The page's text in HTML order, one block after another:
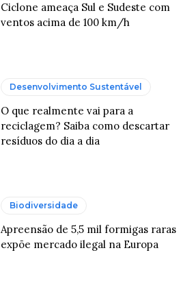
Ciclone ameaça Sul e Sudeste com
ventos acima de 100 km/h
Desenvolvimento Sustentável
O que realmente vai para a
reciclagem? Saiba como descartar
resíduos do dia a dia
Biodiversidade
Apreensão de 5,5 mil formigas raras
expõe mercado ilegal na Europa